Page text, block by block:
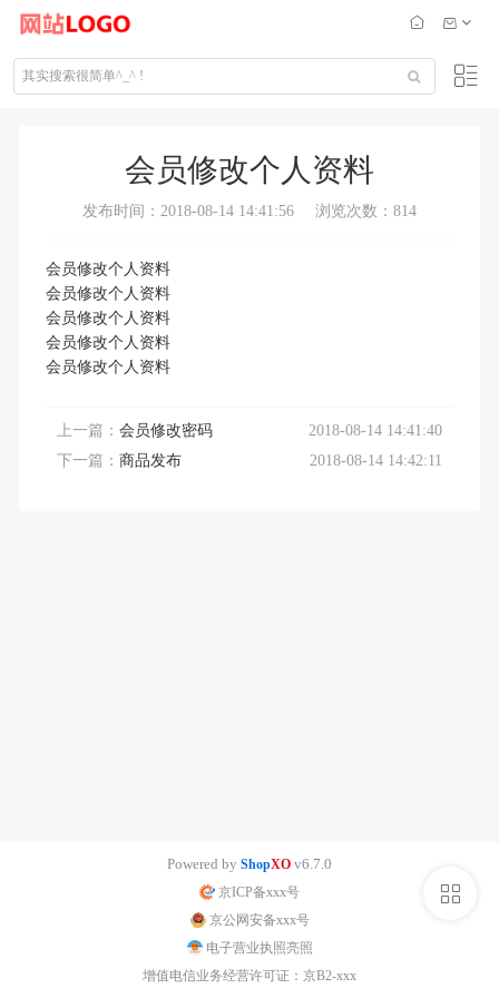
会员修改个人资料
发布时间：2018-08-14 14:41:56 浏览次数：814
会员修改个人资料
会员修改个人资料
会员修改个人资料
会员修改个人资料
会员修改个人资料
上一篇： 会员修改密码
2018-08-14 14:41:40
下一篇： 商品发布 2018-08-14 14:42:11
Powered by ShopXO v6.7.0
京ICP备xxx号
京公网安备xxx号
电子营业执照亮照
增值电信业务经营许可证：京B2-xxx